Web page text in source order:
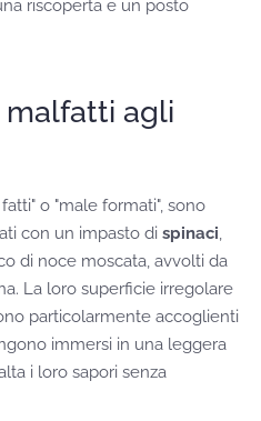
riscoperta e un posto
malfatti agli
o "male formati", sono
con un impasto di spinaci,
di noce moscata, avvolti da
La loro superficie irregolare
particolarmente accoglienti
immersi in una leggera
i loro sapori senza